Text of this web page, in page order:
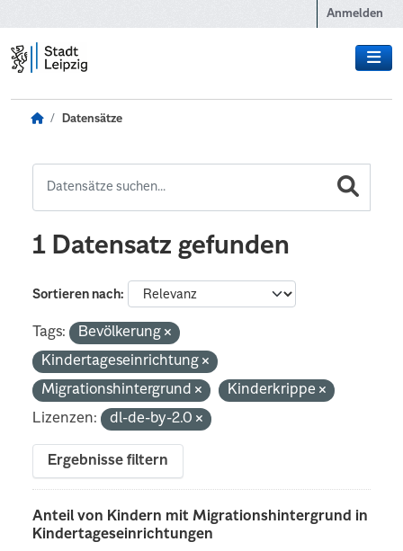
Anmelden
Datensätze
1 Datensatz gefunden
Sortieren nach
Tags:
Bevölkerung
Kindertageseinrichtung
Migrationshintergrund
Kinderkrippe
Lizenzen:
dl-de-by-2.0
Ergebnisse filtern
Anteil von Kindern mit Migrationshintergrund in
Kindertageseinrichtungen